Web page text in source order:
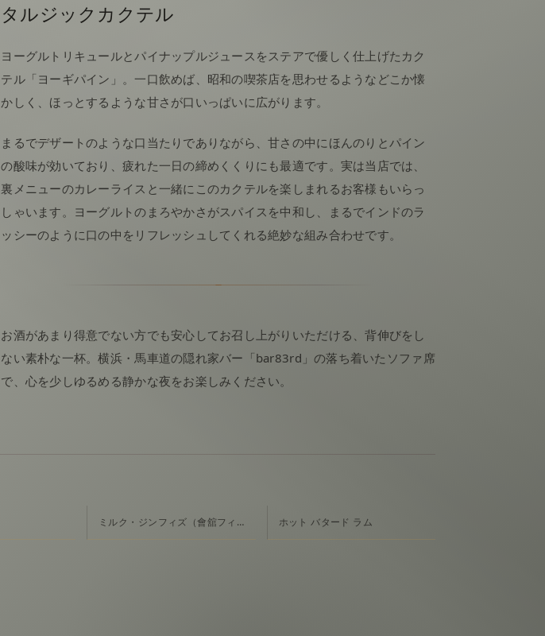
タルジックカクテル
ヨーグルトリキュールとパイナップルジュースをステアで優しく仕上げたカク
テル「ヨーギパイン」。一口飲めば、昭和の喫茶店を思わせるようなどこか懐
かしく、ほっとするような甘さが口いっぱいに広がります。
まるでデザートのような口当たりでありながら、甘さの中にほんのりとパイン
の酸味が効いており、疲れた一日の締めくくりにも最適です。実は当店では、
裏メニューのカレーライスと一緒にこのカクテルを楽しまれるお客様もいらっ
しゃいます。ヨーグルトのまろやかさがスパイスを中和し、まるでインドのラ
ッシーのように口の中をリフレッシュしてくれる絶妙な組み合わせです。
お酒があまり得意でない方でも安心してお召し上がりいただける、背伸びをし
ない素朴な一杯。横浜・馬車道の隠れ家バー「bar83rd」の落ち着いたソファ席
で、心を少しゆるめる静かな夜をお楽しみください。
ミルク・ジンフィズ（會舘フィズ） ホット バタード ラム